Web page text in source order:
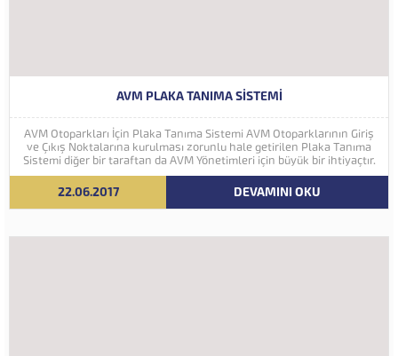
AVM PLAKA TANIMA SISTEMI
AVM Otoparkları İçin Plaka Tanıma Sistemi AVM Otoparklarının Giriş
ve Çıkış Noktalarına kurulması zorunlu hale getirilen Plaka Tanıma
Sistemi diğer bir taraftan da AVM Yönetimleri için büyük bir ihtiyaçtır.
AVM Yönetimleri Plaka Tanıma Sisteminden elde edecekleri verilerle
müşteri yoğunluk analizlerini çok ayrıntılı...
22.06.2017 DEVAMINI OKU